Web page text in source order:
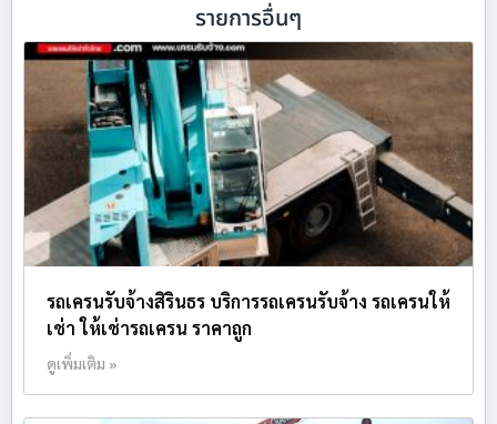
รายการอื่นๆ
รถเครนรับจ้างสิรินธร บริการรถเครนรับจ้าง รถเครนให้
เช่า ให้เช่ารถเครน ราคาถูก
ดูเพิ่มเติม »